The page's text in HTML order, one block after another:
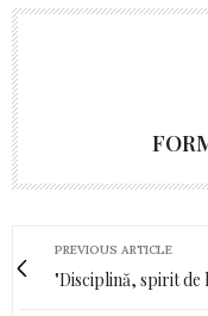
PREVIOUS ARTICLE
"Disciplină, spirit de